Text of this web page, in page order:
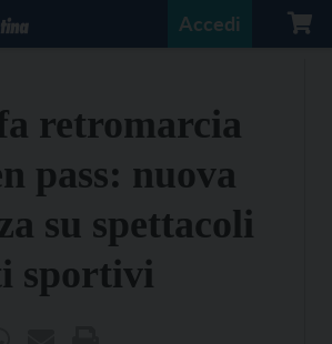
Accedi
retromarcia
pass: nuova
su spettacoli
sportivi